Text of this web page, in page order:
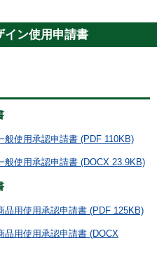
イン使用申請書
使用承認申請書 (PDF 110KB)
使用承認申請書 (DOCX 23.9KB)
品用使用承認申請書 (PDF 125KB)
品用使用承認申請書 (DOCX